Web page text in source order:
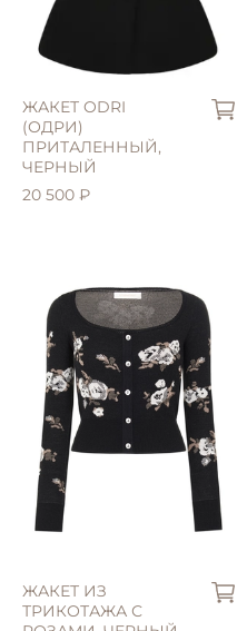
ЖАКЕТ ODRI
(ОДРИ)
ПРИТАЛЕННЫЙ,
ЧЕРНЫЙ
20 500 ₽
ЖАКЕТ ИЗ
ТРИКОТАЖА С